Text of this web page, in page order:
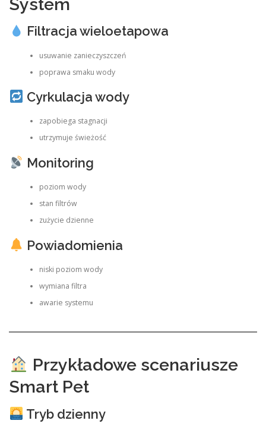
System
Filtracja wieloetapowa
usuwanie zanieczyszczeń
poprawa smaku wody
Cyrkulacja wody
zapobiega stagnacji
utrzymuje świeżość
Monitoring
poziom wody
stan filtrów
zużycie dzienne
Powiadomienia
niski poziom wody
wymiana filtra
awarie systemu
Przykładowe scenariusze
Smart Pet
Tryb dzienny